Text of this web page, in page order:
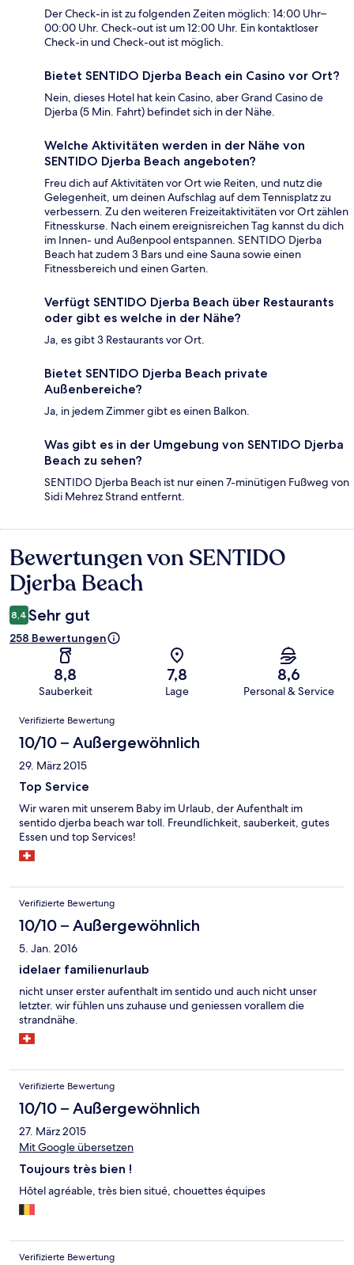
Der Check-in ist zu folgenden Zeiten möglich: 14:00 Uhr–
00:00 Uhr. Check-out ist um 12:00 Uhr. Ein kontaktloser
Check-in und Check-out ist möglich.
Bietet SENTIDO Djerba Beach ein Casino vor Ort?
Nein, dieses Hotel hat kein Casino, aber Grand Casino de
Djerba (5 Min. Fahrt) befindet sich in der Nähe.
Welche Aktivitäten werden in der Nähe von
SENTIDO Djerba Beach angeboten?
Freu dich auf Aktivitäten vor Ort wie Reiten, und nutz die
Gelegenheit, um deinen Aufschlag auf dem Tennisplatz zu
verbessern. Zu den weiteren Freizeitaktivitäten vor Ort zählen
Fitnesskurse. Nach einem ereignisreichen Tag kannst du dich
im Innen- und Außenpool entspannen. SENTIDO Djerba
Beach hat zudem 3 Bars und eine Sauna sowie einen
Fitnessbereich und einen Garten.
Verfügt SENTIDO Djerba Beach über Restaurants
oder gibt es welche in der Nähe?
Ja, es gibt 3 Restaurants vor Ort.
Bietet SENTIDO Djerba Beach private
Außenbereiche?
Ja, in jedem Zimmer gibt es einen Balkon.
Was gibt es in der Umgebung von SENTIDO Djerba
Beach zu sehen?
SENTIDO Djerba Beach ist nur einen 7-minütigen Fußweg von
Sidi Mehrez Strand entfernt.
Bewertungen
Bewertungen von SENTIDO
Djerba Beach
8,4 Sehr gut
258 Bewertungen
8,8
Sauberkeit
7,8
Lage
8,6
Personal & Service
Bewertungen
Verifizierte Bewertung
10/10 – Außergewöhnlich
29. März 2015
Top Service
Wir waren mit unserem Baby im Urlaub, der Aufenthalt im
sentido djerba beach war toll. Freundlichkeit, sauberkeit, gutes
Essen und top Services!
Verifizierte Bewertung
10/10 – Außergewöhnlich
5. Jan. 2016
idelaer familienurlaub
nicht unser erster aufenthalt im sentido und auch nicht unser
letzter. wir fühlen uns zuhause und geniessen vorallem die
strandnähe.
Verifizierte Bewertung
10/10 – Außergewöhnlich
27. März 2015
Mit Google übersetzen
Toujours très bien !
Hôtel agréable, très bien situé, chouettes équipes
Verifizierte Bewertung